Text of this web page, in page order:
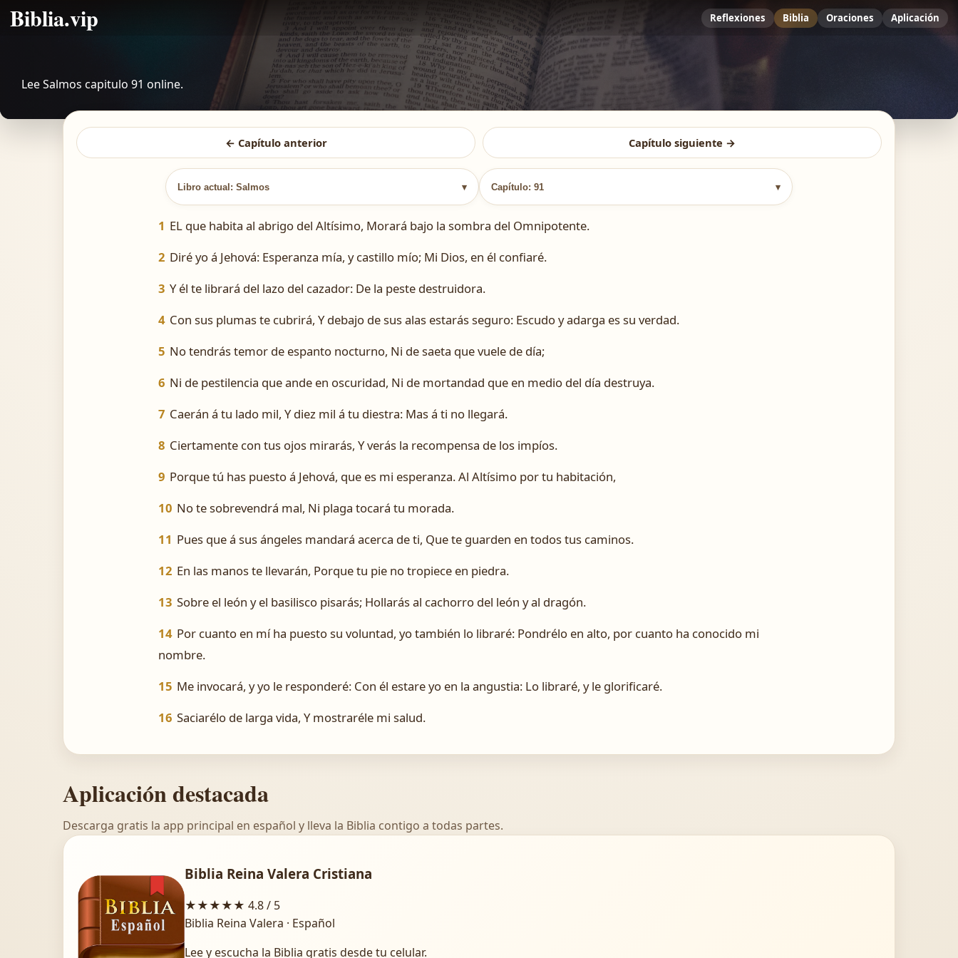
Biblia.vip Reflexiones Biblia Oraciones Aplicación
Lee Salmos capitulo 91 online.
← Capítulo anterior Capítulo siguiente →
Libro actual: Salmos ▾ Capítulo: 91 ▾
1 EL que habita al abrigo del Altísimo, Morará bajo la sombra del Omnipotente.
2 Diré yo á Jehová: Esperanza mía, y castillo mío; Mi Dios, en él confiaré.
3 Y él te librará del lazo del cazador: De la peste destruidora.
4 Con sus plumas te cubrirá, Y debajo de sus alas estarás seguro: Escudo y adarga es su verdad.
5 No tendrás temor de espanto nocturno, Ni de saeta que vuele de día;
6 Ni de pestilencia que ande en oscuridad, Ni de mortandad que en medio del día destruya.
7 Caerán á tu lado mil, Y diez mil á tu diestra: Mas á ti no llegará.
8 Ciertamente con tus ojos mirarás, Y verás la recompensa de los impíos.
9 Porque tú has puesto á Jehová, que es mi esperanza. Al Altísimo por tu habitación,
10 No te sobrevendrá mal, Ni plaga tocará tu morada.
11 Pues que á sus ángeles mandará acerca de ti, Que te guarden en todos tus caminos.
12 En las manos te llevarán, Porque tu pie no tropiece en piedra.
13 Sobre el león y el basilisco pisarás; Hollarás al cachorro del león y al dragón.
14 Por cuanto en mí ha puesto su voluntad, yo también lo libraré: Pondrélo en alto, por cuanto ha conocido mi
nombre.
15 Me invocará, y yo le responderé: Con él estare yo en la angustia: Lo libraré, y le glorificaré.
16 Saciarélo de larga vida, Y mostraréle mi salud.
Aplicación destacada
Descarga gratis la app principal en español y lleva la Biblia contigo a todas partes.
Biblia Reina Valera Cristiana
★★★★★ 4.8 / 5
Biblia Reina Valera · Español
Lee y escucha la Biblia gratis desde tu celular.